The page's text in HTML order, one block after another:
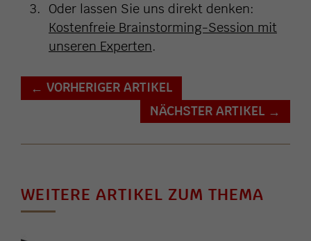
Oder lassen Sie uns direkt denken:
Kostenfreie Brainstorming-Session mit
unseren Experten.
← VORHERIGER ARTIKEL
NÄCHSTER ARTIKEL →
WEITERE ARTIKEL ZUM THEMA